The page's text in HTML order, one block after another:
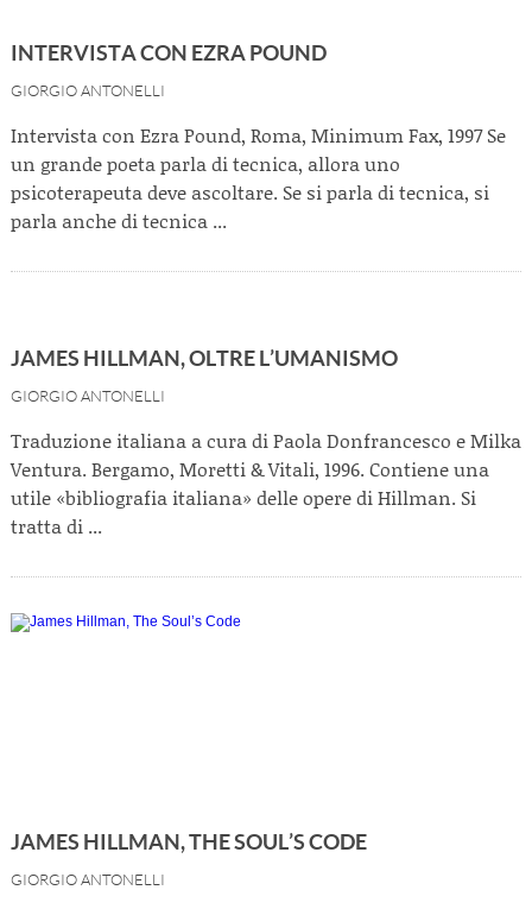
INTERVISTA CON EZRA POUND
GIORGIO ANTONELLI
Intervista con Ezra Pound, Roma, Minimum Fax, 1997 Se
un grande poeta parla di tecnica, allora uno
psicoterapeuta deve ascoltare. Se si parla di tecnica, si
parla anche di tecnica ...
JAMES HILLMAN, OLTRE L’UMANISMO
GIORGIO ANTONELLI
Traduzione italiana a cura di Paola Donfrancesco e Milka
Ventura. Bergamo, Moretti & Vitali, 1996. Contiene una
utile «bibliografia italiana» delle opere di Hillman. Si
tratta di ...
JAMES HILLMAN, THE SOUL’S CODE
GIORGIO ANTONELLI